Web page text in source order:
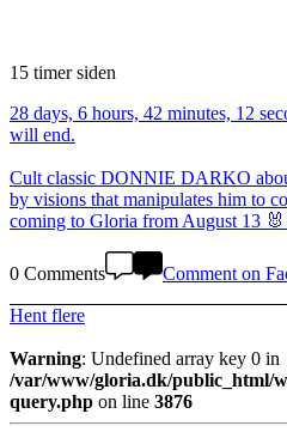
15 timer siden
28 days, 6 hours, 42 minutes, 12
will end.
Cult classic DONNIE DARKO
by visions that manipulates him to
coming to Gloria from August 13
0 Comments Comment on
Hent flere
Warning: Undefined array key 0 in
/var/www/gloria.dk/public_html/
query.php on line 3876